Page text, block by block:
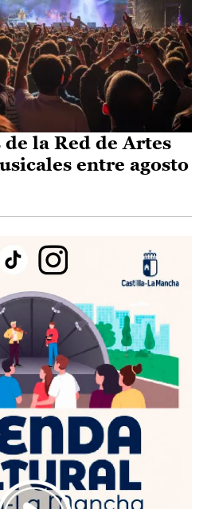
la Red de Artes
entre agosto